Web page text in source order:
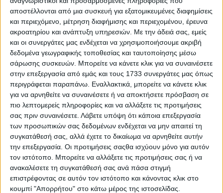
αποστέλλονται από μια συσκευή για εξατομικευμένες διαφημίσεις
και περιεχόμενο, μέτρηση διαφήμισης και περιεχομένου, έρευνα
ακροατηρίου και ανάπτυξη υπηρεσιών. Με την άδειά σας, εμείς
και οι συνεργάτες μας ενδέχεται να χρησιμοποιήσουμε ακριβή
δεδομένα γεωγραφικής τοποθεσίας και ταυτοποίησης μέσω
σάρωσης συσκευών. Μπορείτε να κάνετε κλικ για να συναινέσετε
στην επεξεργασία από εμάς και τους 1733 συνεργάτες μας όπως
περιγράφεται παραπάνω. Εναλλακτικά, μπορείτε να κάνετε κλικ
για να αρνηθείτε να συναινέσετε ή να αποκτήσετε πρόσβαση σε
πιο λεπτομερείς πληροφορίες και να αλλάξετε τις προτιμήσεις
σας πριν συναινέσετε. Λάβετε υπόψη ότι κάποια επεξεργασία
των προσωπικών σας δεδομένων ενδέχεται να μην απαιτεί τη
συγκατάθεσή σας, αλλά έχετε το δικαίωμα να αρνηθείτε αυτήν
την επεξεργασία. Οι προτιμήσεις σαςθα ισχύουν μόνο για αυτόν
τον ιστότοπο. Μπορείτε να αλλάξετε τις προτιμήσεις σας ή να
ανακαλέσετε τη συγκατάθεσή σας ανά πάσα στιγμή
επιστρέφοντας σε αυτόν τον ιστότοπο και κάνοντας κλικ στο
κουμπί "Απορρήτου" στο κάτω μέρος της ιστοσελίδας.
Το χρηματοδοτικό πρόγραμμα με μηνιαία δόση 199
ευρώ
Η έκδοση “mild hybrid 140” είναι η πιο προσιτή στη
γκάμα του Dacia Bigster και ξεκινά αυτή τη στιγμή